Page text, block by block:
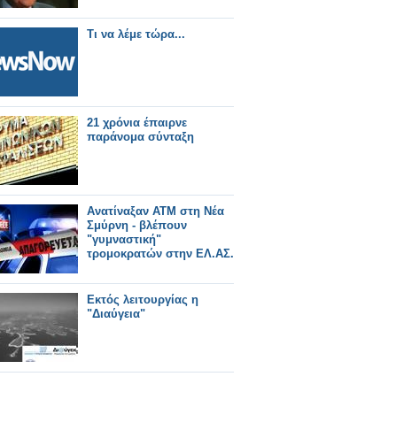
Τι να λέμε τώρα...
21 χρόνια έπαιρνε
παράνομα σύνταξη
Ανατίναξαν ΑΤΜ στη Νέα
Σμύρνη - βλέπουν
"γυμναστική"
τρομοκρατών στην ΕΛ.ΑΣ.
Εκτός λειτουργίας η
"Διαύγεια"